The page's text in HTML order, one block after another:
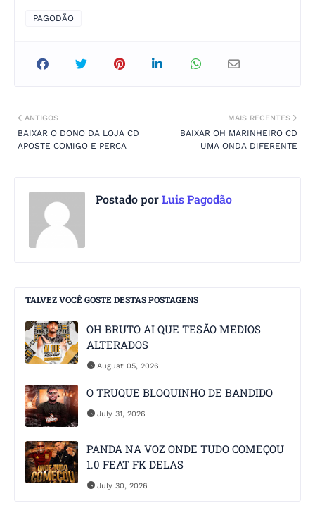
PAGODÃO
MAIS RECENTES
BAIXAR OH MARINHEIRO CD
UMA ONDA DIFERENTE
ANTIGOS
BAIXAR O DONO DA LOJA CD
APOSTE COMIGO E PERCA
Postado porLuis Pagodão
TALVEZ VOCÊ GOSTE DESTAS POSTAGENS
OH BRUTO AI QUE TESÃO MEDIOS
ALTERADOS
August 05, 2026
O TRUQUE BLOQUINHO DE BANDIDO
July 31, 2026
PANDA NA VOZ ONDE TUDO COMEÇOU
1.0 FEAT FK DELAS
July 30, 2026